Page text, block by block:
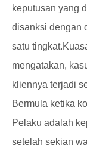
keputusan yang
disanksi dengan
satu tingkat.
mengatakan,
kliennya terjadi
Bermula ketika
Pelaku adalah
setelah sekian